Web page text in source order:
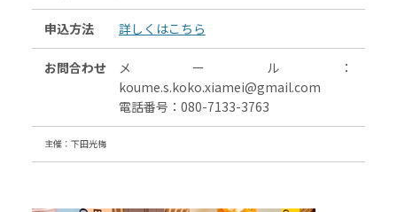
申込方法 詳しくはこちら
お問合わせ
メール：
koume.s.koko.xiamei@gmail.com
電話番号：080-7133-3763
主催：下田光梅